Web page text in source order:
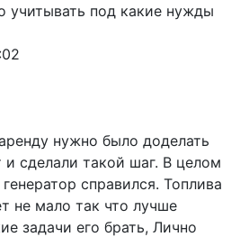
учитывать под какие нужды
нужно было доделать
и сделали такой шаг. В целом
справился. Топлива
не мало так что лучше
задачи его брать, Лично